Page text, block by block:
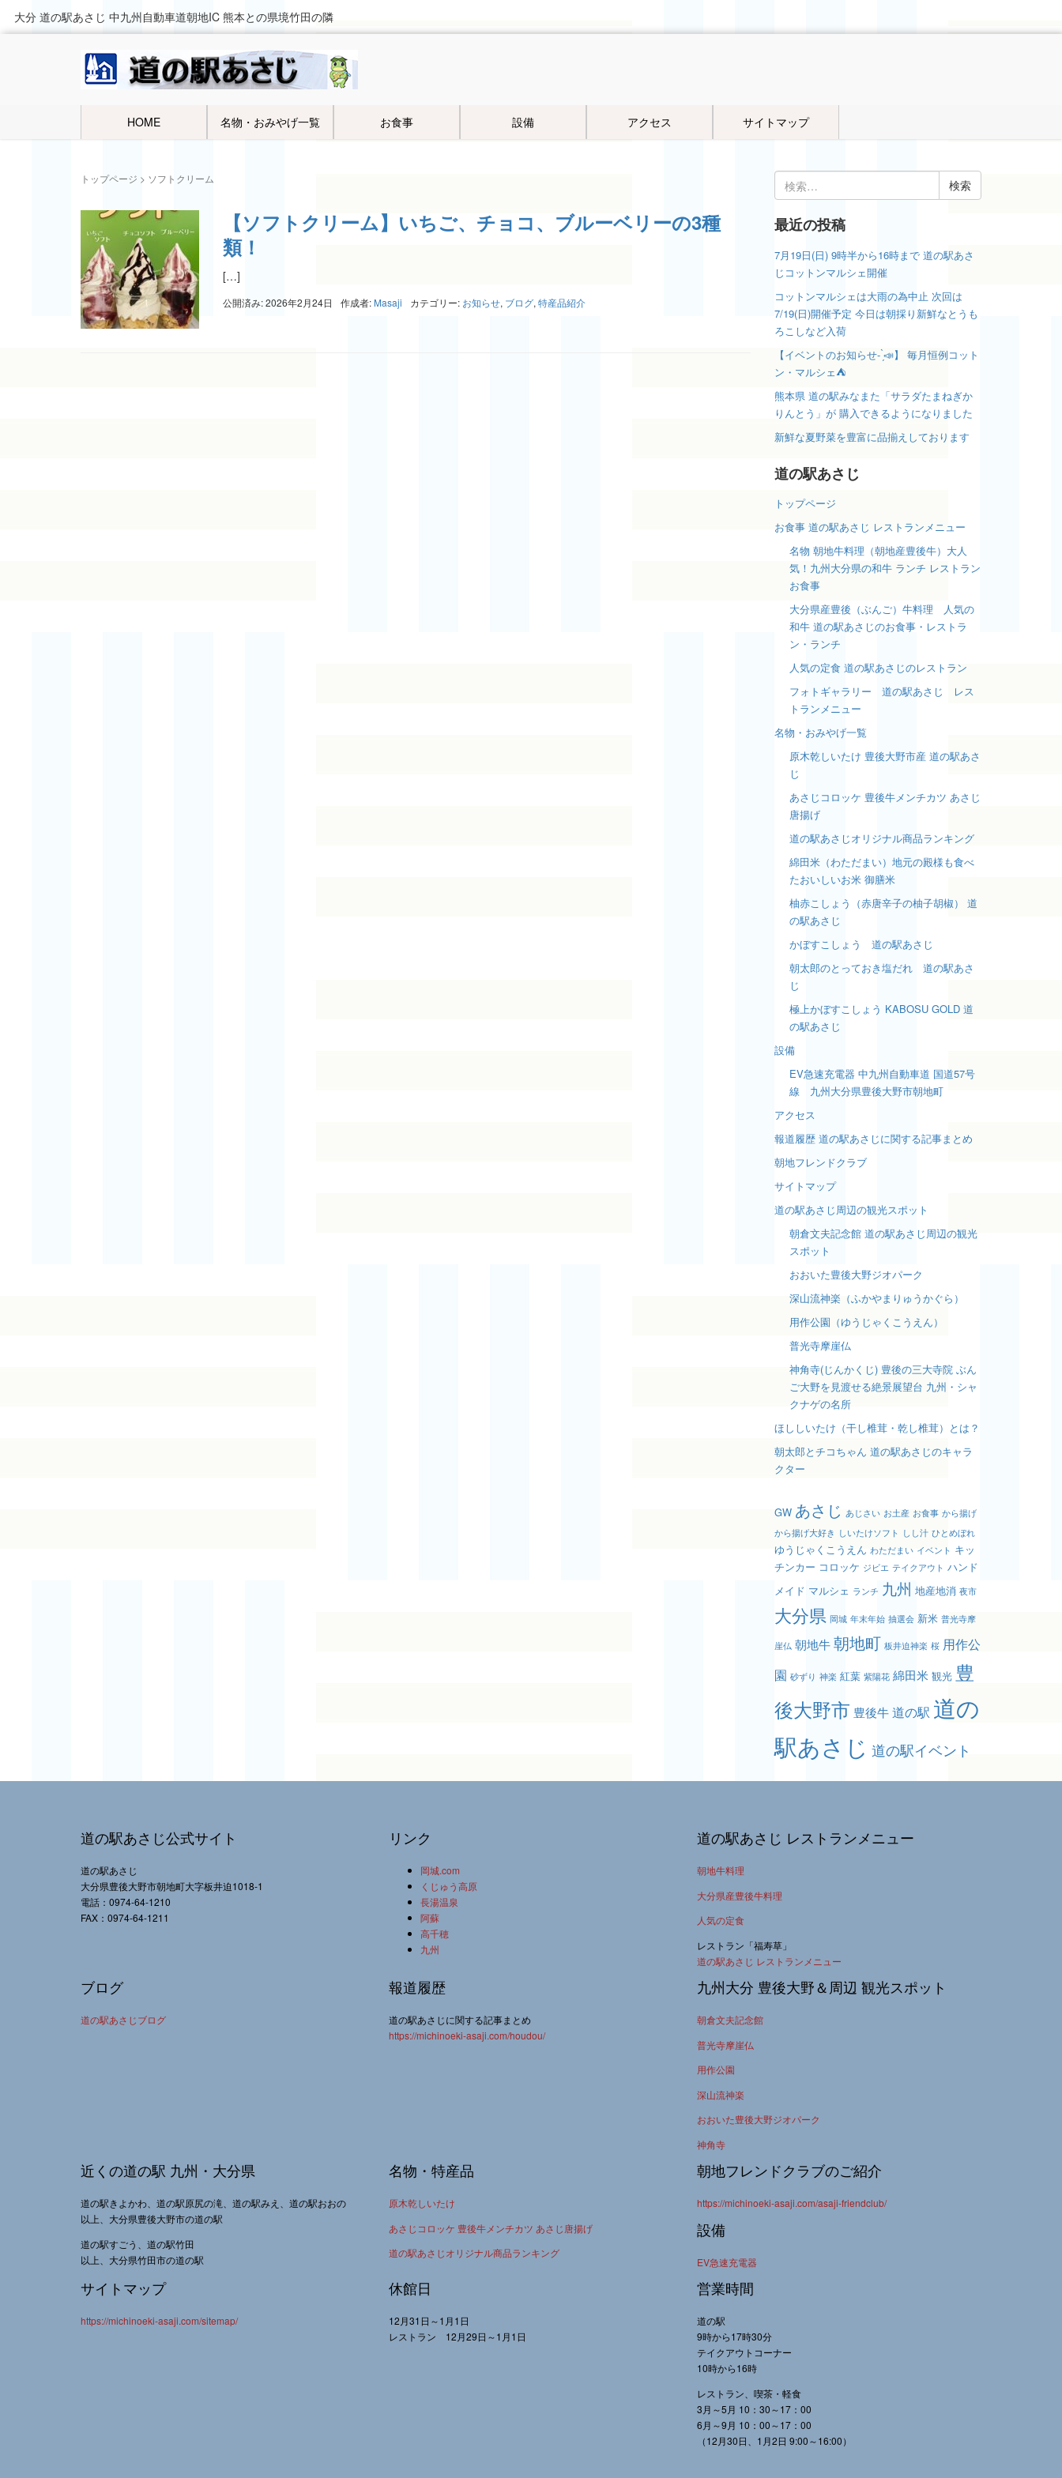
大分 道の駅あさじ 中九州自動車道朝地IC 熊本との県境竹田の隣
HOME 名物・おみやげ一覧 お食事 設備 アクセス サイトマップ
トップページ > ソフトクリーム
【ソフトクリーム】いちご、チョコ、ブルーベリーの3種
類！
[…]
公開済み: 2026年2月24日 作成者: Masaji カテゴリー: お知らせ, ブログ, 特産品紹介
検
索:
最近の投稿
7月19日(日) 9時半から16時まで 道の駅あさ
じコットンマルシェ開催
コットンマルシェは大雨の為中止 次回は
7/19(日)開催予定 今日は朝採り新鮮なとうも
ろこしなど入荷
【イベントのお知らせ- ̗̀📣】 毎月恒例コット
ン・マルシェ⛺️
熊本県 道の駅みなまた「サラダたまねぎか
りんとう」が 購入できるようになりました
新鮮な夏野菜を豊富に品揃えしております
道の駅あさじ
トップページ
お食事 道の駅あさじ レストランメニュー
名物 朝地牛料理（朝地産豊後牛）大人
気！九州大分県の和牛 ランチ レストラン
お食事
大分県産豊後（ぶんご）牛料理 人気の
和牛 道の駅あさじのお食事・レストラ
ン・ランチ
人気の定食 道の駅あさじのレストラン
フォトギャラリー 道の駅あさじ レス
トランメニュー
名物・おみやげ一覧
原木乾しいたけ 豊後大野市産 道の駅あさ
じ
あさじコロッケ 豊後牛メンチカツ あさじ
唐揚げ
道の駅あさじオリジナル商品ランキング
綿田米（わただまい）地元の殿様も食べ
たおいしいお米 御膳米
柚赤こしょう（赤唐辛子の柚子胡椒） 道
の駅あさじ
かぼすこしょう 道の駅あさじ
朝太郎のとっておき塩だれ 道の駅あさ
じ
極上かぼすこしょう KABOSU GOLD 道
の駅あさじ
設備
EV急速充電器 中九州自動車道 国道57号
線 九州大分県豊後大野市朝地町
アクセス
報道履歴 道の駅あさじに関する記事まとめ
朝地フレンドクラブ
サイトマップ
道の駅あさじ周辺の観光スポット
朝倉文夫記念館 道の駅あさじ周辺の観光
スポット
おおいた豊後大野ジオパーク
深山流神楽（ふかやまりゅうかぐら）
用作公園（ゆうじゃくこうえん）
普光寺摩崖仏
神角寺(じんかくじ) 豊後の三大寺院 ぶん
ご大野を見渡せる絶景展望台 九州・シャ
クナゲの名所
ほししいたけ（干し椎茸・乾し椎茸）とは？
朝太郎とチコちゃん 道の駅あさじのキャラ
クター
GW あさじ あじさい お土産 お食事 から揚げ
から揚げ大好き しいたけソフト しし汁 ひとめぼれ
ゆうじゃくこうえん わただまい イベント キッ
チンカー コロッケ ジビエ テイクアウト ハンド
メイド マルシェ ランチ 九州 地産地消 夜市
大分県 岡城 年末年始 抽選会 新米 普光寺摩
崖仏 朝地牛 朝地町 板井迫神楽 桜 用作公
園 砂ずり 神楽 紅葉 紫陽花 綿田米 観光 豊
後大野市 豊後牛 道の駅 道の
駅あさじ 道の駅イベント
道の駅あさじ公式サイト
道の駅あさじ
大分県豊後大野市朝地町大字板井迫1018-1
電話：0974-64-1210
FAX：0974-64-1211
リンク
岡城.com
くじゅう高原
長湯温泉
阿蘇
高千穂
九州
道の駅あさじ レストランメニュー
朝地牛料理
大分県産豊後牛料理
人気の定食
レストラン「福寿草」
道の駅あさじ レストランメニュー
ブログ
道の駅あさじブログ
報道履歴
道の駅あさじに関する記事まとめ
https://michinoeki-asaji.com/houdou/
九州大分 豊後大野＆周辺 観光スポット
朝倉文夫記念館
普光寺摩崖仏
用作公園
深山流神楽
おおいた豊後大野ジオパーク
神角寺
近くの道の駅 九州・大分県
道の駅きよかわ、道の駅原尻の滝、道の駅みえ、道の駅おおの
以上、大分県豊後大野市の道の駅
道の駅すごう、道の駅竹田
以上、大分県竹田市の道の駅
名物・特産品
原木乾しいたけ
あさじコロッケ 豊後牛メンチカツ あさじ唐揚げ
道の駅あさじオリジナル商品ランキング
朝地フレンドクラブのご紹介
https://michinoeki-asaji.com/asaji-friendclub/
設備
EV急速充電器
サイトマップ
https://michinoeki-asaji.com/sitemap/
休館日
12月31日～1月1日
レストラン 12月29日～1月1日
営業時間
道の駅
9時から17時30分
テイクアウトコーナー
10時から16時
レストラン、喫茶・軽食
3月～5月 10：30～17：00
6月～9月 10：00～17：00
（12月30日、1月2日 9:00～16:00）